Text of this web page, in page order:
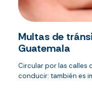
Multas de
Guatemala
Circular por las calles
conducir: también es